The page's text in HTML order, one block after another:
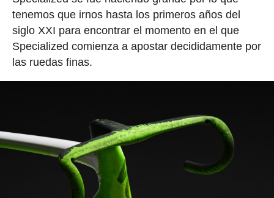
tenemos que irnos hasta los primeros años del
siglo XXI para encontrar el momento en el que
Specialized comienza a apostar decididamente por
las ruedas finas.